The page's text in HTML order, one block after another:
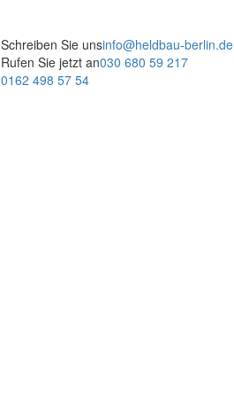
Schreiben Sie unsinfo@heldbau-berlin.de
Rufen Sie jetzt an030 680 59 217
0162 498 57 54